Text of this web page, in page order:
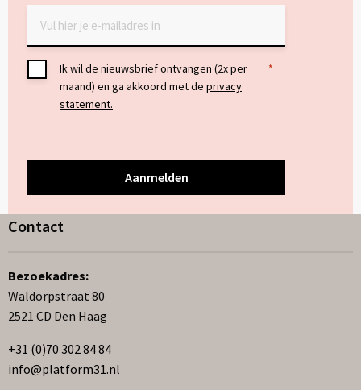
Toestemming
Ik wil de nieuwsbrief ontvangen (2x per
maand) en ga akkoord met de privacy
statement.
*
Contact
Bezoekadres:
Waldorpstraat 80
2521 CD Den Haag
+31 (0)70 302 84 84
info@platform31.nl